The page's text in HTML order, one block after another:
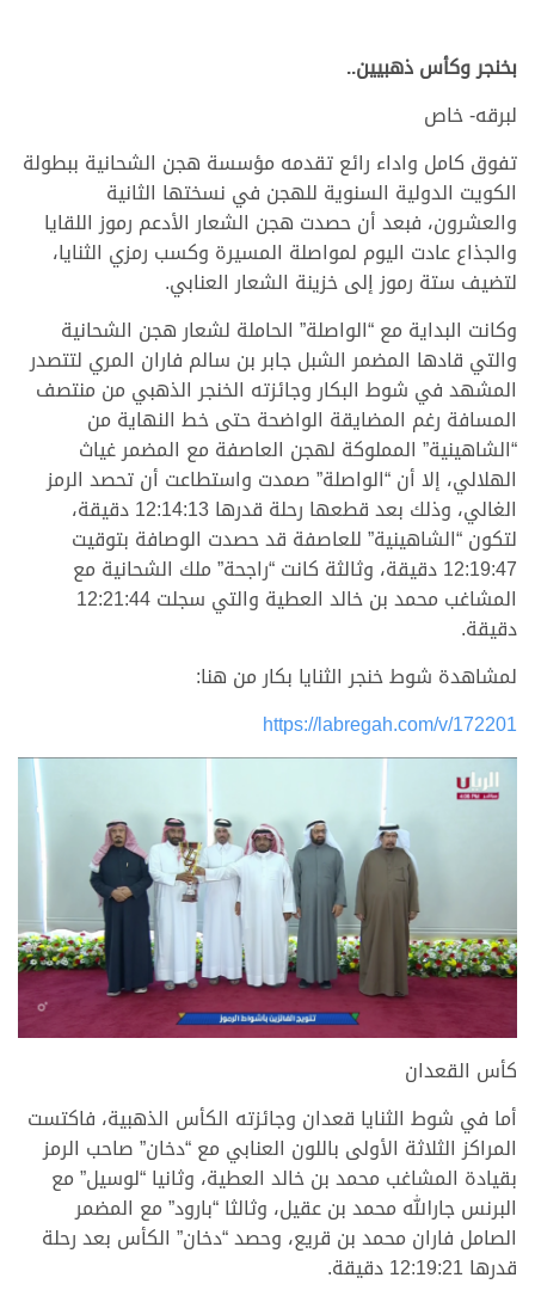
بخنجر وكأس ذهبيين..
لبرقه- خاص
تفوق كامل واداء رائع تقدمه مؤسسة هجن الشحانية ببطولة
الكويت الدولية السنوية للهجن في نسختها الثانية
والعشرون، فبعد أن حصدت هجن الشعار الأدعم رموز اللقايا
والجذاع عادت اليوم لمواصلة المسيرة وكسب رمزي الثنايا،
لتضيف ستة رموز إلى خزينة الشعار العنابي.
وكانت البداية مع “الواصلة” الحاملة لشعار هجن الشحانية
والتي قادها المضمر الشبل جابر بن سالم فاران المري لتتصدر
المشهد في شوط البكار وجائزته الخنجر الذهبي من منتصف
المسافة رغم المضايقة الواضحة حتى خط النهاية من
“الشاهينية” المملوكة لهجن العاصفة مع المضمر غياث
الهلالي، إلا أن “الواصلة” صمدت واستطاعت أن تحصد الرمز
الغالي، وذلك بعد قطعها رحلة قدرها 12:14:13 دقيقة،
لتكون “الشاهينية” للعاصفة قد حصدت الوصافة بتوقيت
12:19:47 دقيقة، وثالثة كانت “راجحة” ملك الشحانية مع
المشاغب محمد بن خالد العطية والتي سجلت 12:21:44
دقيقة.
لمشاهدة شوط خنجر الثنايا بكار من هنا:
https://labregah.com/v/172201
كأس القعدان
أما في شوط الثنايا قعدان وجائزته الكأس الذهبية، فاكتست
المراكز الثلاثة الأولى باللون العنابي مع “دخان” صاحب الرمز
بقيادة المشاغب محمد بن خالد العطية، وثانيا “لوسيل” مع
البرنس جارالله محمد بن عقيل، وثالثا “بارود” مع المضمر
الصامل فاران محمد بن قريع، وحصد “دخان” الكأس بعد رحلة
قدرها 12:19:21 دقيقة.